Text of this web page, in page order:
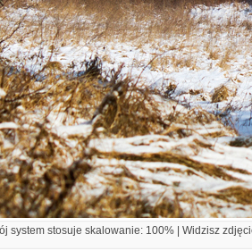
system stosuje skalowanie: 100% | Widzisz